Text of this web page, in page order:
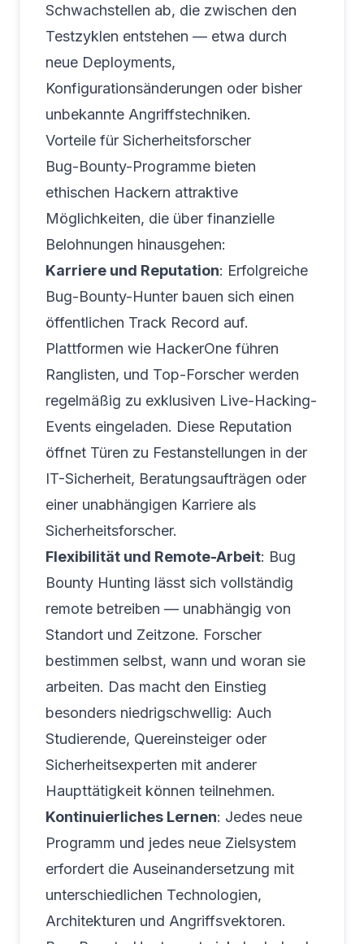
Schwachstellen ab, die zwischen den
Testzyklen entstehen — etwa durch
neue Deployments,
Konfigurationsänderungen oder bisher
unbekannte Angriffstechniken.
Vorteile für Sicherheitsforscher
Bug-Bounty-Programme bieten
ethischen Hackern attraktive
Möglichkeiten, die über finanzielle
Belohnungen hinausgehen:
Karriere und Reputation: Erfolgreiche
Bug-Bounty-Hunter bauen sich einen
öffentlichen Track Record auf.
Plattformen wie HackerOne führen
Ranglisten, und Top-Forscher werden
regelmäßig zu exklusiven Live-Hacking-
Events eingeladen. Diese Reputation
öffnet Türen zu Festanstellungen in der
IT-Sicherheit, Beratungsaufträgen oder
einer unabhängigen Karriere als
Sicherheitsforscher.
Flexibilität und Remote-Arbeit: Bug
Bounty Hunting lässt sich vollständig
remote betreiben — unabhängig von
Standort und Zeitzone. Forscher
bestimmen selbst, wann und woran sie
arbeiten. Das macht den Einstieg
besonders niedrigschwellig: Auch
Studierende, Quereinsteiger oder
Sicherheitsexperten mit anderer
Haupttätigkeit können teilnehmen.
Kontinuierliches Lernen: Jedes neue
Programm und jedes neue Zielsystem
erfordert die Auseinandersetzung mit
unterschiedlichen Technologien,
Architekturen und Angriffsvektoren.